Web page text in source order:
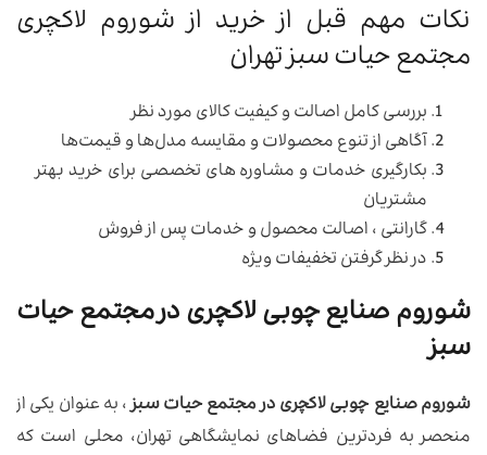
نکات مهم قبل از خرید از شوروم لاکچری
مجتمع حیات سبز تهران
بررسی کامل اصالت و کیفیت کالای مورد نظر
آگاهی از تنوع محصولات و مقایسه مدل‌ها و قیمت‌ها
بکارگیری خدمات و مشاوره های تخصصی برای خرید بهتر
مشتریان
گارانتی ، اصالت محصول و خدمات پس از فروش
در نظر گرفتن تخفیفات ویژه
شوروم صنایع چوبی لاکچری در مجتمع حیات
سبز
شوروم صنایع چوبی لاکچری در مجتمع حیات سبز، به عنوان یکی از
منحصر به فردترین فضاهای نمایشگاهی تهران، محلی است که